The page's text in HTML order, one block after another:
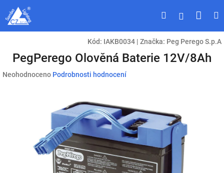
obsah
HledatPřihlášení
Kód: IAKB0034 | Značka: Peg Perego S.p.A
PegPerego Olověná Baterie 12V/8Ah
Průměrné
hvězdiček.
Neohodnoceno Podrobnosti hodnocení